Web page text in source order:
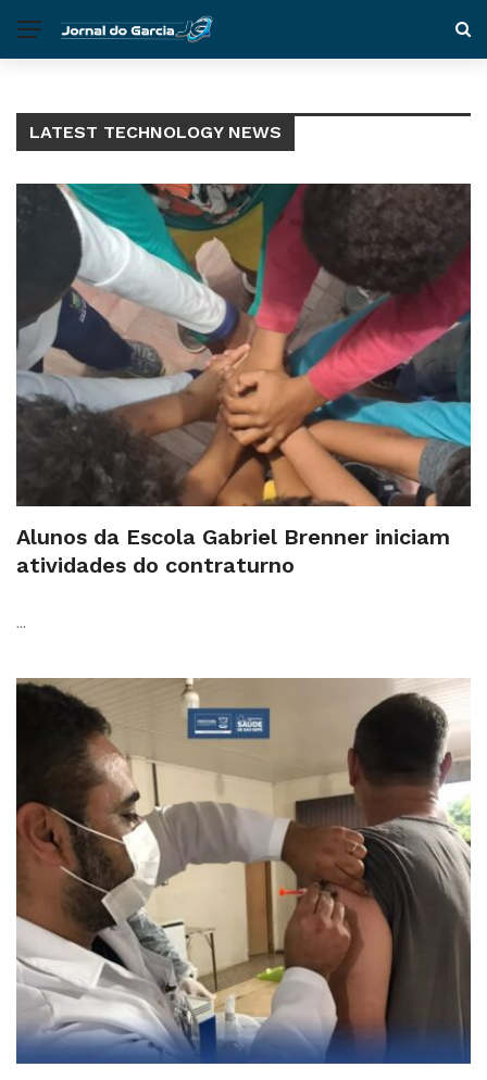
LATEST TECHNOLOGY NEWS
Alunos da Escola Gabriel Brenner iniciam
atividades do contraturno
...